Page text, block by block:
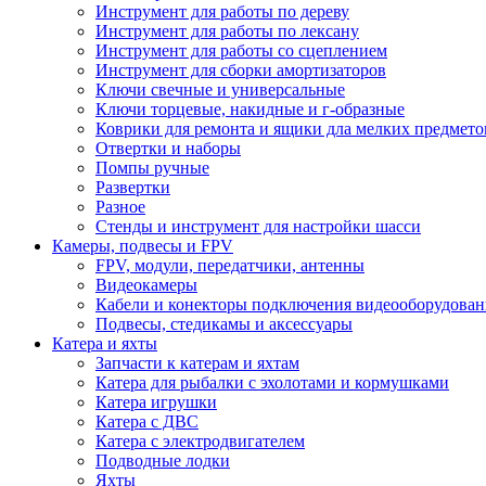
Инструмент для работы по дереву
Инструмент для работы по лексану
Инструмент для работы со сцеплением
Инструмент для сборки амортизаторов
Ключи свечные и универсальные
Ключи торцевые, накидные и г-образные
Коврики для ремонта и ящики дла мелких
Отвертки и наборы
Помпы ручные
Развертки
Разное
Стенды и инструмент для настройки шасси
Камеры, подвесы и FPV
FPV, модули, передатчики, антенны
Видеокамеры
Кабели и конекторы подключения
Подвесы, стедикамы и аксессуары
Катера и яхты
Запчасти к катерам и яхтам
Катера для рыбалки с эхолотами и кормушками
Катера игрушки
Катера с ДВС
Катера с электродвигателем
Подводные лодки
Яхты